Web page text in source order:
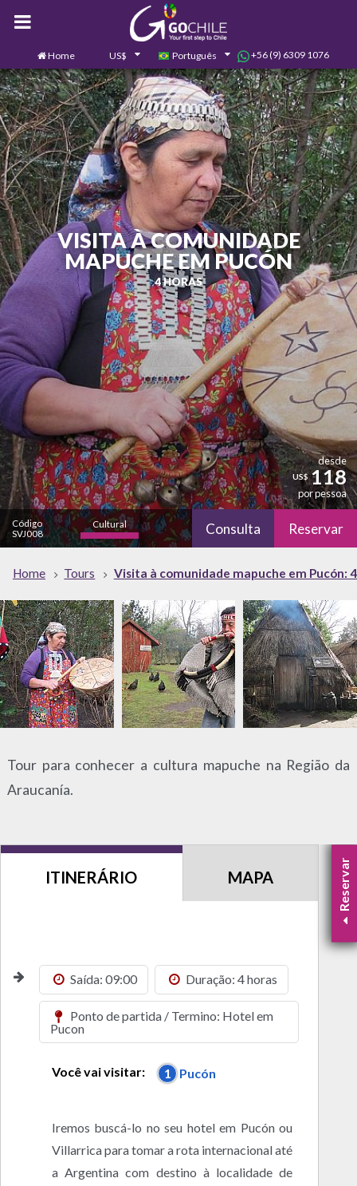
Home US$ Português +56 (9) 6309 1076
Contate-nos 0
VISITA À COMUNIDADE
MAPUCHE EM PUCÓN
4 HORAS
desde
US$ 118
por pessoa
Código
SVJ008
Cultural
alto
Consulta Reservar
Home Tours Visita à comunidade mapuche em Pucón:
Tour para conhecer a cultura mapuche na Região da
Araucanía.
ITINERÁRIO MAPA
Saída: 09:00 Duração: 4 horas
Ponto de partida / Termino: Hotel em
Pucon
Você vai visitar: 1 Pucón
Iremos buscá-lo no seu hotel em Pucón ou
Villarrica para tomar a rota internacional até
a Argentina com destino à localidade de
Reservar